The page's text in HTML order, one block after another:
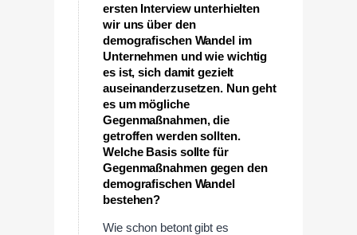
ersten Interview unterhielten
wir uns über den
demografischen Wandel im
Unternehmen und wie wichtig
es ist, sich damit gezielt
auseinanderzusetzen. Nun geht
es um mögliche
Gegenmaßnahmen, die
getroffen werden sollten.
Welche Basis sollte für
Gegenmaßnahmen gegen den
demografischen Wandel
bestehen?
Wie schon betont gibt es